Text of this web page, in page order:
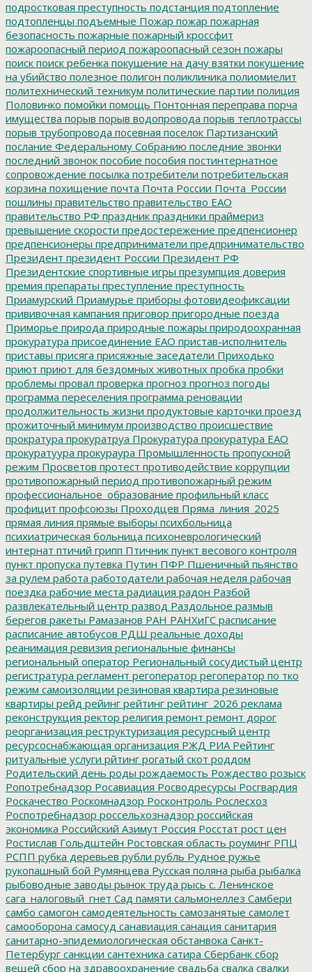
подростковая преступность подстанция подтопление
подтопленцы подъемные Пожар пожар пожарная
безопасность пожарные пожарный кроссфит
пожароопасный период пожароопасный сезон пожары
поиск поиск ребенка покушение на дачу взятки покушение
на убийство полезное полигон поликлиника полиомиелит
политехнический техникум политические партии полиция
Половинко помойки помощь Понтонная переправа порча
имущества порыв порыв водопровода порыв теплотрассы
порыв трубопровода посевная поселок Партизанский
послание Федеральному Собранию последние звонки
последний звонок пособие пособия постинтернатное
сопровождение посылка потребители потребительская
корзина похищение почта Почта России Почта_России
пошлины правительство правительство ЕАО
правительство РФ праздник праздники праймериз
превышение скорости предостережение предпенсионер
предпенсионеры предприниматели предпринимательство
Президент президент России Президент РФ
Президентские спортивные игры презумпция доверия
премия препараты преступление преступность
Приамурский Приамурье приборы фотовидеофиксации
прививочная кампания приговор пригородные поезда
Приморье природа природные пожары природоохранная
прокуратура присоединение ЕАО пристав-исполнитель
приставы присяга присяжные заседатели Приходько
приют приют для бездомных животных пробка пробки
проблемы провал проверка прогноз прогноз погоды
программа переселения программа реновации
продолжительность жизни продуктовые карточки проезд
прожиточный минимум производство происшествие
прократура прокуратруа Прокуратура прокуратура ЕАО
прокуратуура прокураура Промышленность пропускной
режим Просветов протест противодействие коррупции
противопожарный период противопожарный режим
профессиональное_образование профильный класс
профицит профсоюзы Проходцев Пряма_линия_2025
прямая линия прямые выборы психбольница
психиатрическая больница психоневрологический
интернат птичий грипп Птичник пункт весового контроля
пункт пропуска путевка Путин ПФР Пшеничный пьянство
за рулем работа работодатели рабочая неделя рабочая
поездка рабочие места радиация радон Разбой
развлекательный центр развод Раздольное размыв
берегов ракеты Рамазанов РАН РАНХиГС расписание
расписание автобусов РДШ реальные доходы
реанимация ревизия региональные финансы
региональный оператор Региональный сосудистый центр
регистратура регламент регоператор регоператор по тко
режим самоизоляции резиновая квартира резиновые
квартиры рейд рейинг рейтинг рейтинг_2026 реклама
реконструкция ректор религия ремонт ремонт дорог
реорганизация реструктуризация ресурсный центр
ресурсоснабжающая организация РЖД РИА Рейтинг
ритуальные услуги рйтинг рогатый скот роддом
Родительский день роды рождаемость Рождество розыск
Ропотребнадзор Росавиация Росводресурсы Росгвардия
Роскачество Роскомнадзор Росконтроль Рослесхоз
Роспотребнадзор россельхознадзор российская
экономика Российский Азимут Россия Росстат рост цен
Ростислав Гольдштейн Ростовская область роуминг РПЦ
РСПП рубка деревьев рубли рубль Рудное ружье
рукопашный бой Румянцева Русская поляна рыба рыбалка
рыбоводные заводы рынок труда рысь с. Ленинское
сага_налоговый_гнет Сад памяти сальмонеллез Самбери
самбо самогон самодеятельность самозанятые самолет
самооборона самосуд санавиация санация санитария
санитарно-эпидемиологическая обстанвока Санкт-
Петербург санкции сантехника сатира Сбербанк сбор
вещей сбор на здравоохранение свадьба свалка свалки